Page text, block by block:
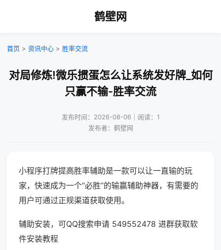
鹤壁网
首页 > 资讯中心 > 胜率交流
对局修炼!微乐掼蛋怎么让系统发好牌_如何
只赢不输-胜率交流
发布时间：2026-08-06｜阅读：1
发布者：鹤壁网
小程序打牌提高胜率辅助是一款可以让一直输的玩
家，快速成为一个“必胜”的输赢辅助神器，有需要的
用户可通过正规渠道获取使用。
辅助安装，可QQ搜索申请 549552478 进群获取软
件安装教程